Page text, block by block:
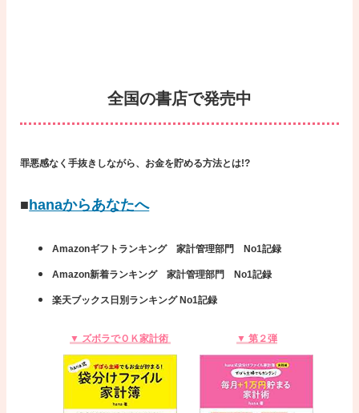
全国の書店で発売中
罪悪感なく手抜きしながら、お金を貯める方法とは!?
■hanaからあなたへ
Amazonギフトランキング 家計管理部門 No1記録
Amazon新着ランキング 家計管理部門 No1記録
楽天ブックス日別ランキング No1記録
▼ ズボラでＯＫ家計術 ▼ 第２弾